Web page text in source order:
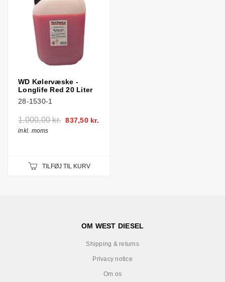
WD Kølervæske -
Longlife Red 20 Liter
28-1530-1
1.000,00 kr. 837,50 kr.
inkl. moms
TILFØJ TIL KURV
OM WEST DIESEL
Shipping & returns
Privacy notice
Om os